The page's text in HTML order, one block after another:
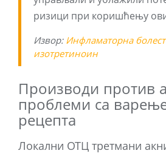
ризици при коришћењу
Извор: Инфламаторна
изотретиноин
Производи против
проблеми са
рецепта
Локални ОТЦ третмани